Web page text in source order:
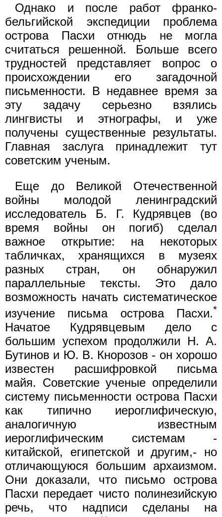
Однако и после работ франко-
бельгийской экспедиции проблема
острова Пасхи отнюдь не могла
считаться решенной. Больше всего
трудностей представляет вопрос о
происхождении его загадочной
письменности. В недавнее время за
эту задачу серьезно взялись
лингвисты и этнографы, и уже
получены существенные результаты.
Главная заслуга принадлежит тут
советским ученым.
Еще до Великой Отечественной
войны молодой ленинградский
исследователь Б. Г. Кудрявцев (во
время войны он погиб) сделал
важное открытие: на некоторых
табличках, хранящихся в музеях
разных стран, он обнаружил
параллельные тексты. Это дало
возможность начать систематическое
изучение письма острова Пасхи.*
Начатое Кудрявцевым дело с
большим успехом продолжили Н. А.
Бутинов и Ю. В. Кнорозов - он хорошо
известен расшифровкой письма
майя. Советские ученые определили
систему письменности острова Пасхи
как типично иероглифическую,
аналогичную известным
иероглифическим системам -
китайской, египетской и другим,- но
отличающуюся большим архаизмом.
Они доказали, что письмо острова
Пасхи передает чисто полинезийскую
речь, что надписи сделаны на